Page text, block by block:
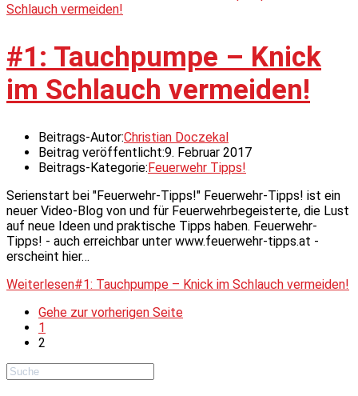
#1: Tauchpumpe – Knick
im Schlauch vermeiden!
Beitrags-Autor:Christian Doczekal
Beitrag veröffentlicht:9. Februar 2017
Beitrags-Kategorie:Feuerwehr Tipps!
Serienstart bei "Feuerwehr-Tipps!" Feuerwehr-Tipps! ist ein
neuer Video-Blog von und für Feuerwehrbegeisterte, die Lust
auf neue Ideen und praktische Tipps haben. Feuerwehr-
Tipps! - auch erreichbar unter www.feuerwehr-tipps.at -
erscheint hier…
Weiterlesen#1: Tauchpumpe – Knick im Schlauch vermeiden!
Gehe zur vorherigen Seite
1
2